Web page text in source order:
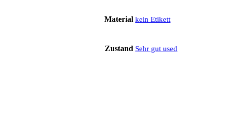
Material kein Etikett
Zustand Sehr gut used